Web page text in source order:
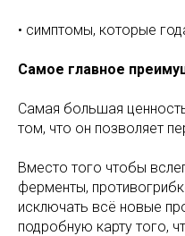
• симптомы, которые
Самое главное
Самая большая
том, что он позволяет
Вместо того чтобы
ферменты,
исключать всё новые
подробную карту того,